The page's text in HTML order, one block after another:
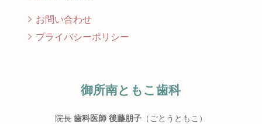
お問い合わせ
プライバシーポリシー
御所南ともこ歯科
院長 歯科医師 後藤朋子（ごとうともこ）